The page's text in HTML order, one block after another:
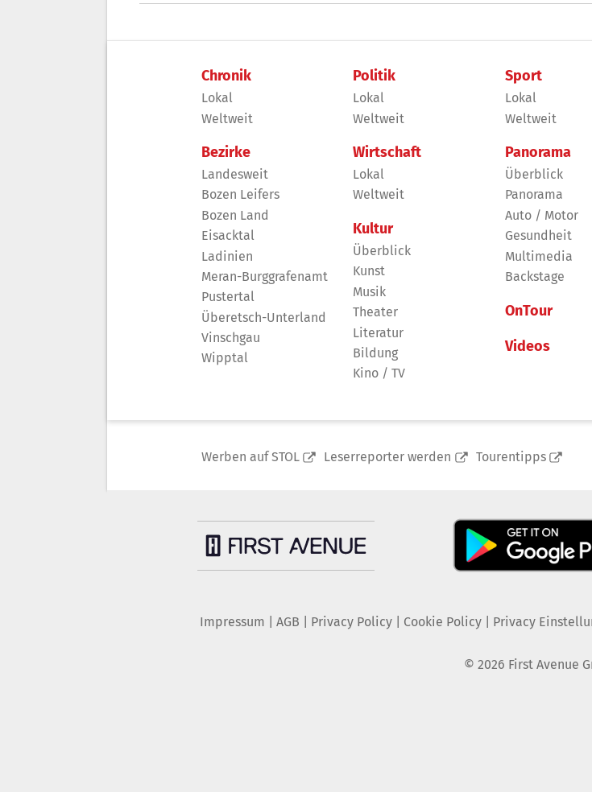
Chronik
Lokal
Weltweit
Bezirke
Landesweit
Bozen Leifers
Bozen Land
Eisacktal
Ladinien
Meran-Burggrafenamt
Pustertal
Überetsch-Unterland
Vinschgau
Wipptal
Politik
Lokal
Weltweit
Wirtschaft
Lokal
Weltweit
Kultur
Überblick
Kunst
Musik
Theater
Literatur
Bildung
Kino / TV
Sport
Lokal
Weltweit
Panorama
Überblick
Panorama
Auto / Motor
Gesundheit
Multimedia
Backstage
OnTour
Videos
Werben auf STOL Leserreporter werden Tourentipps
Impressum AGB Privacy Policy| Cookie Policy| Privacy
© 2026 First Avenue